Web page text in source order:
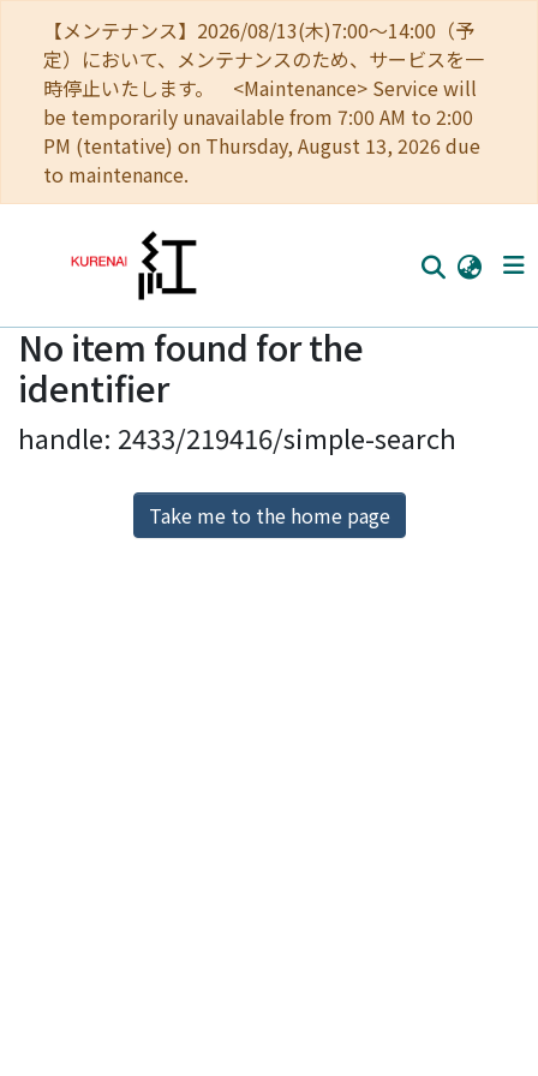
【メンテナンス】2026/08/13(木)7:00～14:00（予
定）において、メンテナンスのため、サービスを一
時停止いたします。 <Maintenance> Service will
be temporarily unavailable from 7:00 AM to 2:00
PM (tentative) on Thursday, August 13, 2026 due
to maintenance.
Home
Communities
Browse
Download Ranking
No item found for the
identifier
handle: 2433/219416/simple-search
Take me to the home page